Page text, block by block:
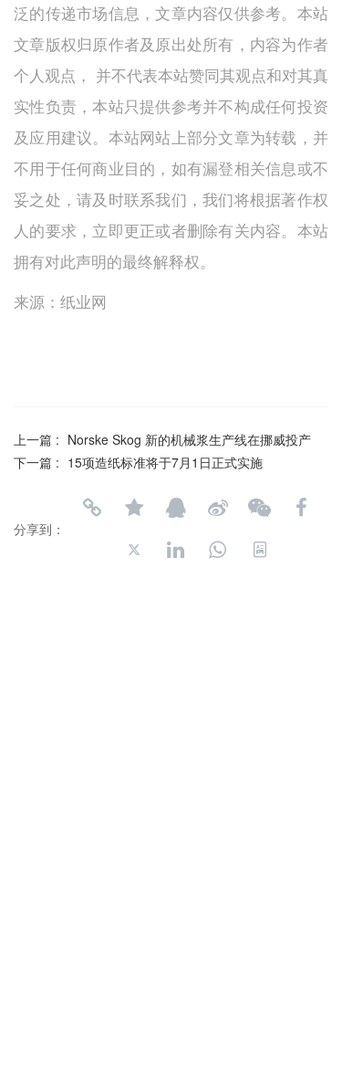
泛的传递市场信息，文章内容仅供参考。本站
文章版权归原作者及原出处所有，内容为作者
个人观点， 并不代表本站赞同其观点和对其真
实性负责，本站只提供参考并不构成任何投资
及应用建议。本站网站上部分文章为转载，并
不用于任何商业目的，如有漏登相关信息或不
妥之处，请及时联系我们，我们将根据著作权
人的要求，立即更正或者删除有关内容。本站
拥有对此声明的最终解释权。
来源：纸业网
上一篇 : Norske Skog 新的机械浆生产线在挪威投产
下一篇 : 15项造纸标准将于7月1日正式实施
分享到：